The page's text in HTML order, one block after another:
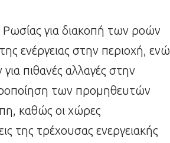
για διακοπή των ροών
ενέργειας στην περιοχή, ενώ
πιθανές αλλαγές στην
των προμηθευτών
καθώς οι χώρες
της τρέχουσας ενεργειακής